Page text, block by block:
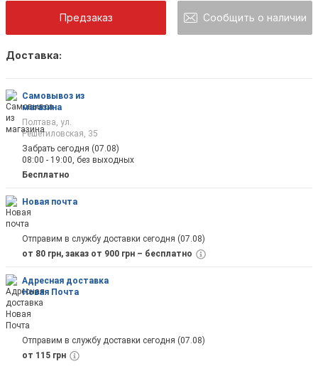
Предзаказ Сообщить о наличии
Доставка:
Самовывоз из
магазина
Полтава, ул.
Решетиловская, 35
Забрать сегодня (07.08)
08:00 - 19:00, без выходных
Бесплатно
Новая почта
Отправим в службу доставки сегодня (07.08)
от 80 грн, заказ от 900 грн – бесплатно
Адресная доставка
Новая Почта
Отправим в службу доставки сегодня (07.08)
от 115 грн